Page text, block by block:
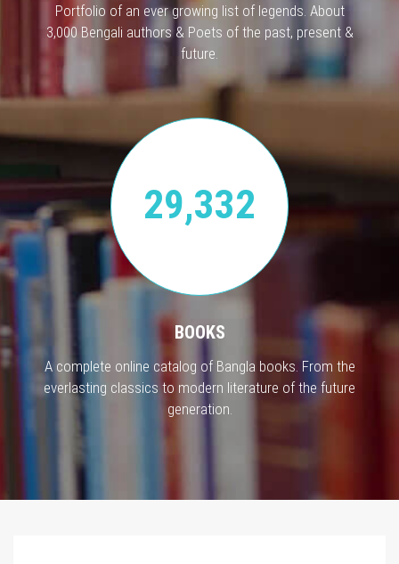
Portfolio of an ever growing list of legends. About
3,000 Bengali authors & Poets of the past, present &
future.
29,332
BOOKS
A complete online catalog of Bangla books. From the
everlasting classics to modern literature of the future
generation.